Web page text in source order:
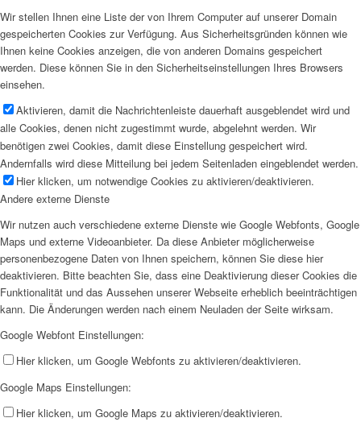
Wir stellen Ihnen eine Liste der von Ihrem Computer auf unserer Domain
gespeicherten Cookies zur Verfügung. Aus Sicherheitsgründen können wie
Ihnen keine Cookies anzeigen, die von anderen Domains gespeichert
werden. Diese können Sie in den Sicherheitseinstellungen Ihres Browsers
einsehen.
Aktivieren, damit die Nachrichtenleiste dauerhaft ausgeblendet wird und
alle Cookies, denen nicht zugestimmt wurde, abgelehnt werden. Wir
benötigen zwei Cookies, damit diese Einstellung gespeichert wird.
Andernfalls wird diese Mitteilung bei jedem Seitenladen eingeblendet werden.
Hier klicken, um notwendige Cookies zu aktivieren/deaktivieren.
Andere externe Dienste
Wir nutzen auch verschiedene externe Dienste wie Google Webfonts, Google
Maps und externe Videoanbieter. Da diese Anbieter möglicherweise
personenbezogene Daten von Ihnen speichern, können Sie diese hier
deaktivieren. Bitte beachten Sie, dass eine Deaktivierung dieser Cookies die
Funktionalität und das Aussehen unserer Webseite erheblich beeinträchtigen
kann. Die Änderungen werden nach einem Neuladen der Seite wirksam.
Google Webfont Einstellungen:
Hier klicken, um Google Webfonts zu aktivieren/deaktivieren.
Google Maps Einstellungen:
Hier klicken, um Google Maps zu aktivieren/deaktivieren.